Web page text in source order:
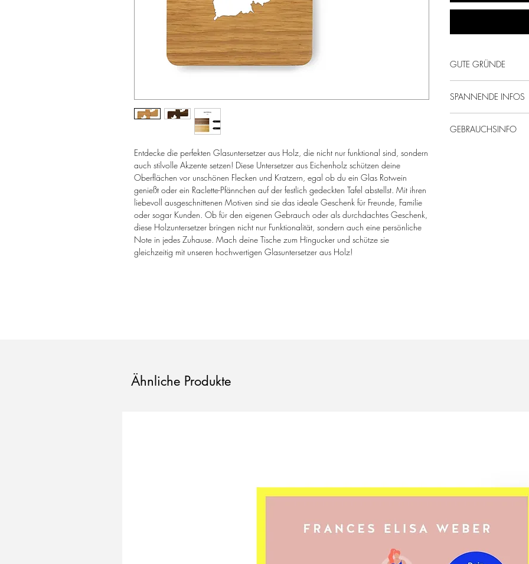
Entdecke die perfekten Glasuntersetzer aus Holz, die nicht nur funktional sind, sondern
auch stilvolle Akzente setzen! Diese Untersetzer aus Eichenholz schützen deine
Oberflächen vor unschönen Flecken und Kratzern, egal ob du ein Glas Rotwein
genießt oder ein Raclette-Pfännchen auf der festlich gedeckten Tafel abstellst. Mit ihren
liebevoll ausgeschnittenen Motiven sind sie das ideale Geschenk für Freunde, Familie
oder sogar Kunden. Ob für den eigenen Gebrauch oder als durchdachtes Geschenk,
diese Holzuntersetzer bringen nicht nur Funktionalität, sondern auch eine persönliche
Note in jedes Zuhause. Mach deine Tische zum Hingucker und schütze sie
gleichzeitig mit unseren hochwertigen Glasuntersetzer aus Holz!
GUTE GRÜNDE
Schöner Schutz!
Das Bayrische
Nachhaltige &
SPANNENDE INFOS
geölt.
GEBRAUCHSINFO
Ähnliche Produkte